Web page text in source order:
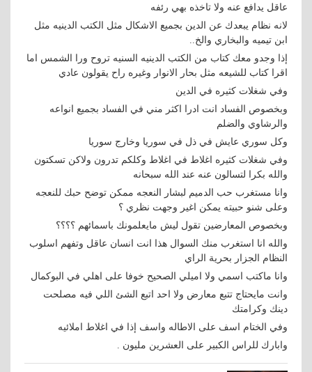
عاقل يدافع عنه ولا تاخذه بهي رئفه
لانه نظام يبعدك عن الدين بجميع الاشكال مثل الكتب الدينيه مثل
ابن تيميه والبخاري والخ..
إذا وجدو معك كتاب من الكتب الدينيه السنيه تروح ورا الشمس اما
اقرا كتاب للشيعه مثل بحار الانوار وغيره راح يقولون عادي
وفي شغلات كثيره في الدين
وبخصوص الفساد انت ادرا اكثر مني في الفساد بجميع انواعه
والرشاوي والضلم
وكل سوري عايش في ذل في سوريا وخارج سوريا
وفي شغلات كثيره اغلاط في اغلاط وكلكم تدرون ولاكن تسكتون
والله بكرا لتسالون عنه عند الله سبحانه
وانا مستغرب حب الدميم لبشار النعجه ممكن توضح حبك للنعجه
وعلى شنو حبيته يمكن اغير وجهت نظري ؟
وبخصوص المعارضين تقول ليش مايعلمونك باسمائهم ؟؟؟؟
والله انا استغرب منك السوال هذا انت انسان عاقل وتفهم اسلوب
النظام الجزار بحرية الراي
وانا ماكتب اسمي ولا اميلي الصحيح خوفا على اهلي في البوكمال
وانت مايحتاج تتبع معارض ولا احد اتبع الشئ اللي فيه مصلحت
دينك وكرامتك
وفي الختام اسف على الاطاله واسف إذا في اغلاط املائيه
وابارك للراس الكبير على العشرين مليون .